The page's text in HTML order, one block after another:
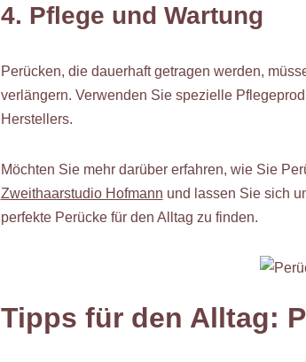
4. Pflege und Wartung
Perücken, die dauerhaft getragen werden,
verlängern. Verwenden Sie spezielle
Herstellers.
Möchten Sie mehr darüber erfahren, wie Sie
Zweithaarstudio Hofmann und lassen Sie sich
perfekte Perücke für den Alltag zu finden.
Tipps für den Alltag: